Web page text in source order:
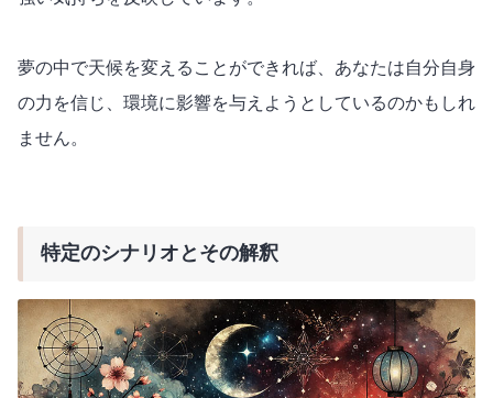
夢の中で天候を変えることができれば、あなたは自分自身
の力を信じ、環境に影響を与えようとしているのかもしれ
ません。
特定のシナリオとその解釈